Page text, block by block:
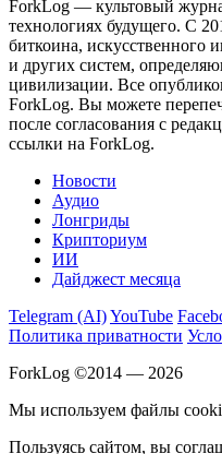
ForkLog — культовый
технологиях будущего. С
биткоина, искусственного
и других систем,
цивилизации. Все
ForkLog. Вы можете
после согласования с
ссылки на ForkLog.
Новости
Аудио
Лонгриды
Крипториум
ИИ
Дайджест месяца
Telegram (AI)YouTube
Политика приватности
ForkLog ©2014 — 2026
Мы используем файлы
Пользуясь сайтом, вы